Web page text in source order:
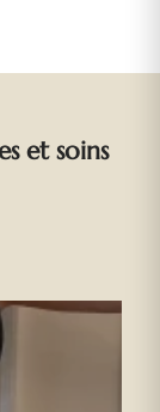
et soins